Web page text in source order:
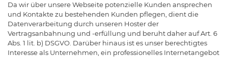
Da wir über unsere Webseite potenzielle Kunden ansprechen
und Kontakte zu bestehenden Kunden pflegen, dient die
Datenverarbeitung durch unseren Hoster der
Vertragsanbahnung und -erfüllung und beruht daher auf Art. 6
Abs. 1 lit. b) DSGVO. Darüber hinaus ist es unser berechtigtes
Interesse als Unternehmen, ein professionelles Internetangebot